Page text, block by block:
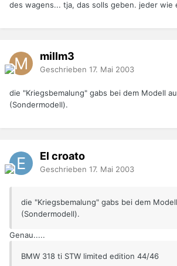
des wagens... tja, das solls geben. jeder wie
millm3
Geschrieben 17. Mai 2003
die "Kriegsbemalung" gabs bei dem Modell
(Sondermodell).
El croato
Geschrieben 17. Mai 2003
die "Kriegsbemalung" gabs bei dem
(Sondermodell).
Genau.....
BMW 318 ti STW limited edition 44/46